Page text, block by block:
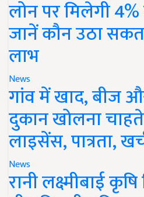
लोन पर मिलेगी 4%
जानें कौन उठा
लाभ
News
गांव में खाद, बीज
दुकान खोलना
लाइसेंस, पात्रता,
News
रानी लक्ष्मीबाई